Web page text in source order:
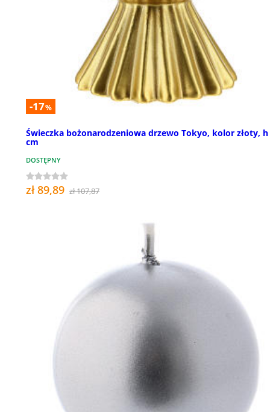
-17%
Świeczka bożonarodzeniowa drzewo Tokyo, kolor złoty, h
cm
DOSTĘPNY
zł 89,89 zł 107,87